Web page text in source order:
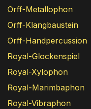
Orff-Metallophon
Orff-Klangbaustein
Orff-Handpercussion
Royal-Glockenspiel
Royal-Xylophon
Royal-Marimbaphon
Royal-Vibraphon